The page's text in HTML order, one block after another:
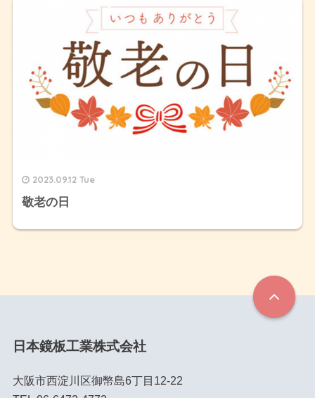
2023.09.12 Tue
敬老の日
日本鏡板工業株式会社
大阪市西淀川区御幣島6丁目12-22